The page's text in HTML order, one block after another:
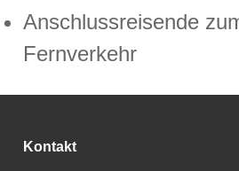
Anschlussreisende
Fernverkehr
Kontakt